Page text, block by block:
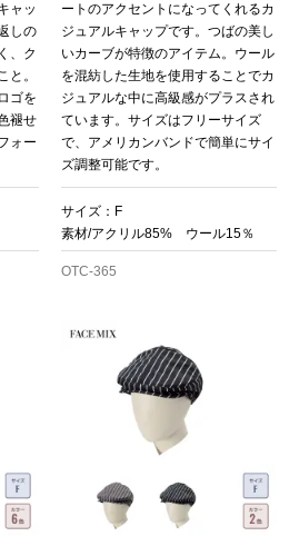
ャッ
しの
、ク
と。
ゴを
褪せ
ォー
ートのアクセントになってくれるカ
ジュアルキャップです。つばの美し
いカーブが特徴のアイテム。ウール
を混紡した生地を使用することでカ
ジュアルな中に高級感がプラスされ
ています。サイズはフリーサイズ
で、アメリカンバンドで簡単にサイ
ズ調整可能です。
サイズ：F
素材/アクリル85% ウール15％
OTC-365